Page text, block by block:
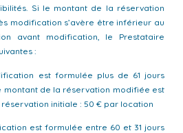
Si le montant de la réservation
modification s’avère être inférieur au
avant modification, le Prestataire
:
est formulée plus de 61 jours
montant de la réservation modifiée est
initiale : 50 € par location
est formulée entre 60 et 31 jours